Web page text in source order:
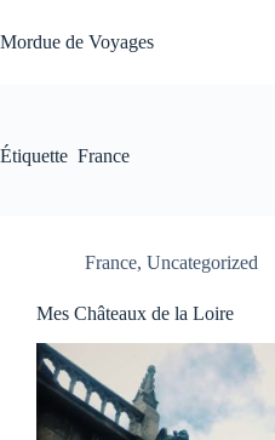
au
contenu
Mordue de Voyages
Étiquette France
France, Uncategorized
Mes Châteaux de la Loire